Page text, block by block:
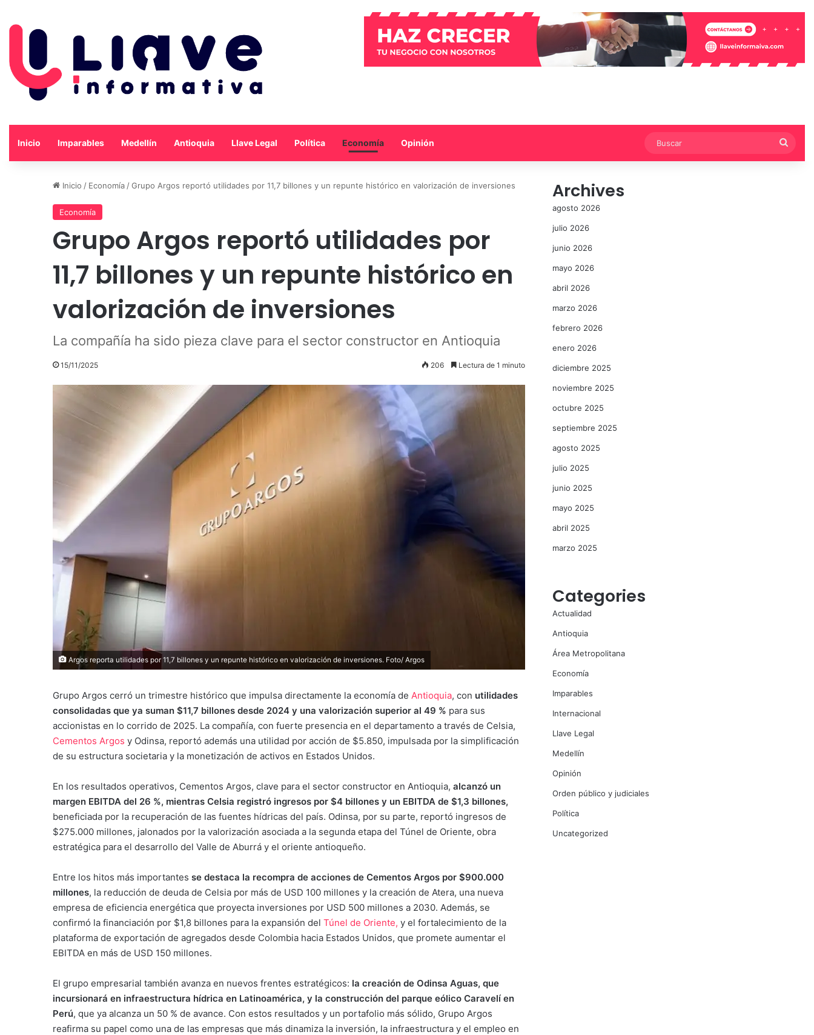
Inicio Imparables Medellín Antioquia Llave Legal Política Economía Opinión
Inicio / Economía /Grupo Argos reportó utilidades por 11,7 billones y un repunte histórico en valorización de inversiones
Economía
Grupo Argos reportó utilidades por
11,7 billones y un repunte histórico en
valorización de inversiones
La compañía ha sido pieza clave para el sector constructor en Antioquia
15/11/2025 206 Lectura de 1 minuto
Argos reporta utilidades por 11,7 billones y un repunte histórico en valorización de inversiones. Foto/ Argos
Grupo Argos cerró un trimestre histórico que impulsa directamente la economía de Antioquia, con utilidades
consolidadas que ya suman $11,7 billones desde 2024 y una valorización superior al 49 % para sus
accionistas en lo corrido de 2025. La compañía, con fuerte presencia en el departamento a través de Celsia,
Cementos Argos y Odinsa, reportó además una utilidad por acción de $5.850, impulsada por la simplificación
de su estructura societaria y la monetización de activos en Estados Unidos.
En los resultados operativos, Cementos Argos, clave para el sector constructor en Antioquia, alcanzó un
margen EBITDA del 26 %, mientras Celsia registró ingresos por $4 billones y un EBITDA de $1,3 billones,
beneficiada por la recuperación de las fuentes hídricas del país. Odinsa, por su parte, reportó ingresos de
$275.000 millones, jalonados por la valorización asociada a la segunda etapa del Túnel de Oriente, obra
estratégica para el desarrollo del Valle de Aburrá y el oriente antioqueño.
Entre los hitos más importantes se destaca la recompra de acciones de Cementos Argos por $900.000
millones, la reducción de deuda de Celsia por más de USD 100 millones y la creación de Atera, una nueva
empresa de eficiencia energética que proyecta inversiones por USD 500 millones a 2030. Además, se
confirmó la financiación por $1,8 billones para la expansión del Túnel de Oriente, y el fortalecimiento de la
plataforma de exportación de agregados desde Colombia hacia Estados Unidos, que promete aumentar el
EBITDA en más de USD 150 millones.
El grupo empresarial también avanza en nuevos frentes estratégicos: la creación de Odinsa Aguas, que
incursionará en infraestructura hídrica en Latinoamérica, y la construcción del parque eólico Caravelí en
Perú, que ya alcanza un 50 % de avance. Con estos resultados y un portafolio más sólido, Grupo Argos
reafirma su papel como una de las empresas que más dinamiza la inversión, la infraestructura y el empleo en
Archives
agosto 2026
julio 2026
junio 2026
mayo 2026
abril 2026
marzo 2026
febrero 2026
enero 2026
diciembre 2025
noviembre 2025
octubre 2025
septiembre 2025
agosto 2025
julio 2025
junio 2025
mayo 2025
abril 2025
marzo 2025
Categories
Actualidad
Antioquia
Área Metropolitana
Economía
Imparables
Internacional
Llave Legal
Medellín
Opinión
Orden público y judiciales
Política
Uncategorized